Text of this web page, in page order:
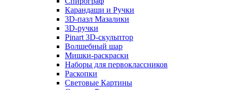
Карандаши и Ручки
3D-пазл Мазалики
3D-ручки
Pinart 3D-скульптор
Волшебный шар
Мишки-раскраски
Наборы для первоклассников
Раскопки
Световые Картины